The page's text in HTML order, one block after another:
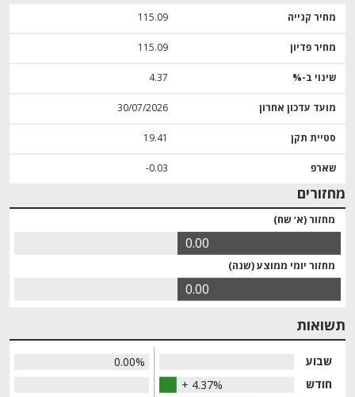
מחיר קנייה 115.09
מחיר פדיון 115.09
שינוי ב-% 4.37
מועד עדכון אחרון 30/07/2026
סטיית תקן 19.41
שארפ ‎-0.03
מחזורים
0.00
0.00
מחזור יומי ממוצע (שנה)
מחזור (א׳ שח)
תשואות
0.00%
+ 4.37%
חודש
שבוע